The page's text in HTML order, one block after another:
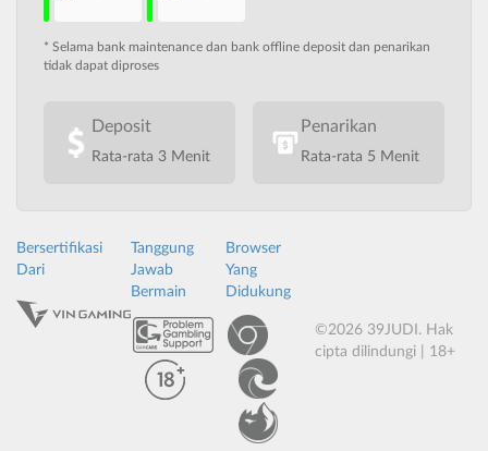
* Selama bank maintenance dan bank offline deposit dan penarikan
tidak dapat diproses
Deposit
Rata-rata 3 Menit
Penarikan
Rata-rata 5 Menit
Bersertifikasi
Dari
Tanggung
Jawab
Bermain
Browser
Yang
Didukung
©2026 39JUDI. Hak
cipta dilindungi | 18+